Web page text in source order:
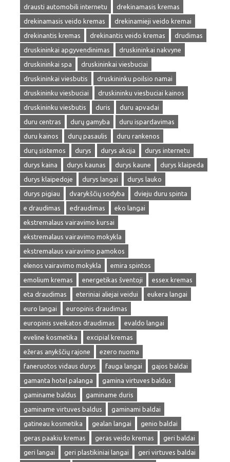
drausti automobili internetu
drekinamasis kremas
drekinamasis veido kremas
drekinamieji veido kremai
drekinantis kremas
drekinantis veido kremas
drudimas
druskininkai apgyvendinimas
druskininkai nakvyne
druskininkai spa
druskininkai viesbuciai
druskininkai viesbutis
druskininku poilsio namai
druskininku viesbuciai
druskininku viesbuciai kainos
druskininku viesbutis
duris
duru apvadai
duru centras
durų gamyba
duru ispardavimas
duru kainos
durų pasaulis
duru rankenos
durų sistemos
durys durys akcija
durys internetu
durys kaina
durys kaunas durys kaune
durys klaipeda
durys klaipedoje
durys langai
durys lauko
durys pigiau
dvarykščių sodyba
dvieju duru spinta
e draudimas
edraudimas
eko langai
ekstremalaus vairavimo kursai
ekstremalaus vairavimo mokykla
ekstremalaus vairavimo pamokos
elenos vairavimo mokykla
emira spintos
emolium kremas
energetikas šventoji
essex kremas
eta draudimas
eteriniai aliejai veidui
eukera langai
euro langai
europinis draudimas
europinis sveikatos draudimas
evaldo langai
eveline kosmetika
excipial kremas
ežeras anykščių rajone
ezero nuoma
faneruotos vidaus durys
fauga langai
gajos baldai
gamanta hotel palanga
gamina virtuves baldus
gaminame baldus
gaminame duris
gaminame virtuves baldus
gaminami baldai
gatineau kosmetika
gealan langai
genio baldai
geras paakiu kremas
geras veido kremas
geri baldai
geri langai
geri plastikiniai langai
geri virtuves baldai